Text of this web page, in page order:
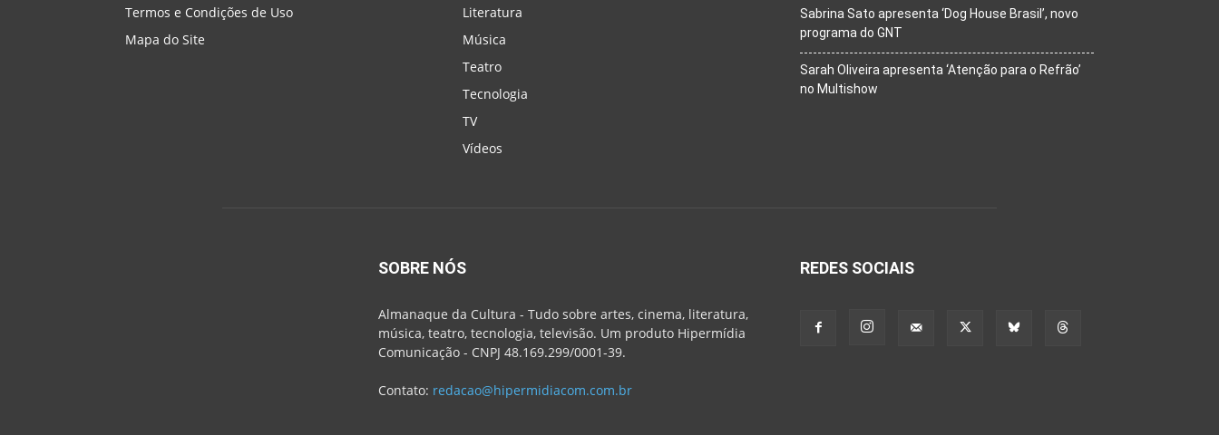
Termos e Condições de Uso
Mapa do Site
Literatura
Música
Teatro
Tecnologia
TV
Vídeos
Sabrina Sato apresenta ‘Dog House Brasil’, novo
programa do GNT
Sarah Oliveira apresenta ‘Atenção para o Refrão’
no Multishow
SOBRE NÓS
Almanaque da Cultura - Tudo sobre artes, cinema, literatura,
música, teatro, tecnologia, televisão. Um produto Hipermídia
Comunicação - CNPJ 48.169.299/0001-39.
Contato: redacao@hipermidiacom.com.br
REDES SOCIAIS